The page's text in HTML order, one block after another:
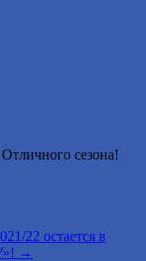
сезона!
22 остается в
→